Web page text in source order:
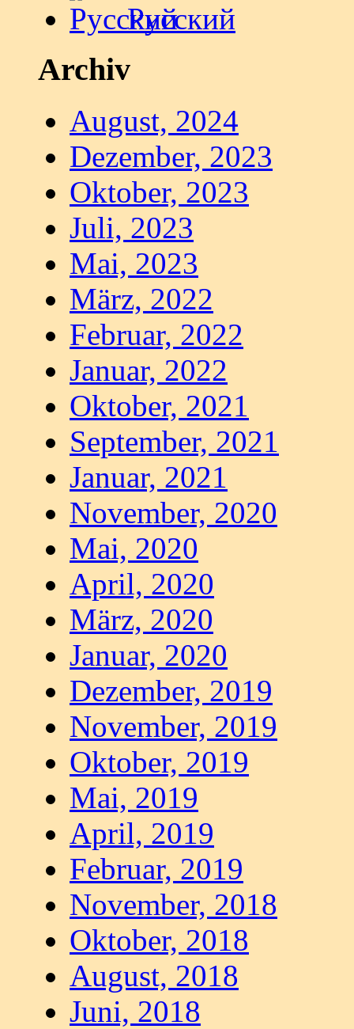
Русский
Archiv
August, 2024
Dezember, 2023
Oktober, 2023
Juli, 2023
Mai, 2023
März, 2022
Februar, 2022
Januar, 2022
Oktober, 2021
September, 2021
Januar, 2021
November, 2020
Mai, 2020
April, 2020
März, 2020
Januar, 2020
Dezember, 2019
November, 2019
Oktober, 2019
Mai, 2019
April, 2019
Februar, 2019
November, 2018
Oktober, 2018
August, 2018
Juni, 2018